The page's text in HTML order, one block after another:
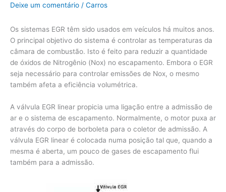
Deixe um comentário / Carros
Os sistemas EGR têm sido usados em veículos há muitos anos.
O principal objetivo do sistema é controlar as temperaturas da
câmara de combustão. Isto é feito para reduzir a quantidade
de óxidos de Nitrogênio (Nox) no escapamento. Embora o EGR
seja necessário para controlar emissões de Nox, o mesmo
também afeta a eficiência volumétrica.
A válvula EGR linear propicia uma ligação entre a admissão de
ar e o sistema de escapamento. Normalmente, o motor puxa ar
através do corpo de borboleta para o coletor de admissão. A
válvula EGR linear é colocada numa posição tal que, quando a
mesma é aberta, um pouco de gases de escapamento flui
também para a admissão.